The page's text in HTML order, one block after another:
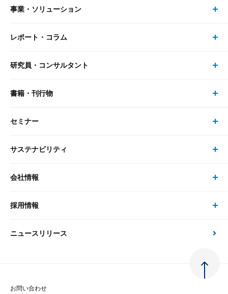
事業・ソリューション
事業・ソリューション トップ
リサーチ
大和総研の強み
先端テクノロジーに基づく新たな価値の創出
レポート・コラム
レポート・コラム トップ
最新のレポート・コラム
政策分析
研究員・コンサルタント
研究員・コンサルタント トップ
研究員
書籍・刊行物
書籍・刊行物 トップ
書籍
セミナー
セミナー トップ
現在受付中のセミナー・イベント
サステナビリティ
サステナビリティの取り組み
次世代社会への貢献
会社情報
会社情報 トップ
会社概要・役員一覧
採用情報
採用情報 トップ
ニュースリリース
お問い合わせ